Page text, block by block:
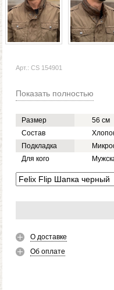
Арт.: CS 154901
Показать полностью
Размер
56 см
Состав
Подкладка
Для кого
О доставке
Об оплате